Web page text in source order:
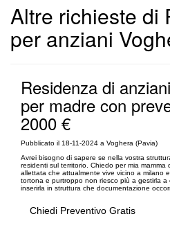
Altre richieste di
per anziani
Residenza di
per madre con
2000 €
Pubblicato il 18-11-2024 a Voghera (Pavia)
Avrei bisogno di sapere se nella vostra
residenti sul territorio. Chiedo per mia
allettata che attualmente vive vicino a milano
tortona e purtroppo non riesco più a gestirla
inserirla in struttura che documentazione
Chiedi Preventivo Gratis